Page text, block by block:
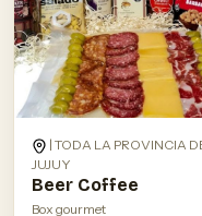
| TODA LA PROVINCIA
JUJUY
Beer Coffee
Box gourmet